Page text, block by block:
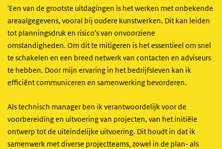
'Een van de grootste uitdagingen is het werken met onbekende
areaalgegevens, vooral bij oudere kunstwerken. Dit kan leiden
tot planningsdruk en risico's van onvoorziene
omstandigheden. Om dit te mitigeren is het essentieel om snel
te schakelen en een breed netwerk van contacten en adviseurs
te hebben. Door mijn ervaring in het bedrijfsleven kan ik
efficiënt communiceren en samenwerking bevorderen.
Als technisch manager ben ik verantwoordelijk voor de
voorbereiding en uitvoering van projecten, van het initiële
ontwerp tot de uiteindelijke uitvoering. Dit houdt in dat ik
samenwerk met diverse projectteams, zowel in de plan- als